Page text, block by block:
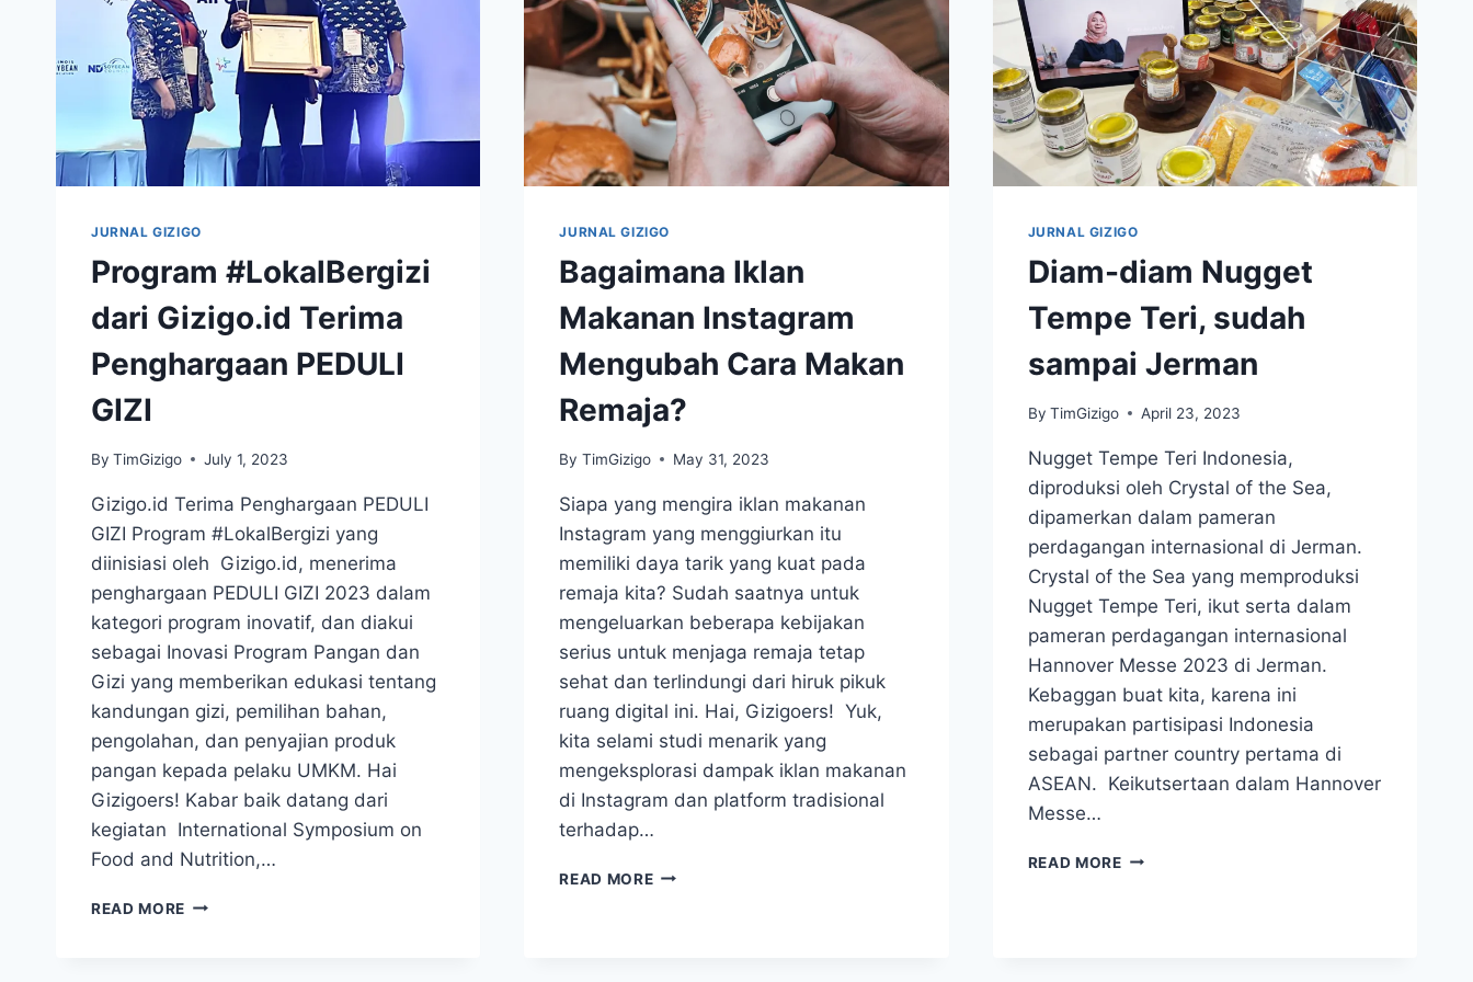
JURNAL GIZIGO
Program #LokalBergizi
dari Gizigo.id Terima
Penghargaan PEDULI
GIZI
By TimGizigo July 1, 2023
Gizigo.id Terima Penghargaan PEDULI
GIZI Program #LokalBergizi yang
diinisiasi oleh Gizigo.id, menerima
penghargaan PEDULI GIZI 2023 dalam
kategori program inovatif, dan diakui
sebagai Inovasi Program Pangan dan
Gizi yang memberikan edukasi tentang
kandungan gizi, pemilihan bahan,
pengolahan, dan penyajian produk
pangan kepada pelaku UMKM. Hai
Gizigoers! Kabar baik datang dari
kegiatan International Symposium on
Food and Nutrition,…
READ MORE PROGRAM
JURNAL GIZIGO
Bagaimana Iklan
Makanan Instagram
Mengubah Cara Makan
Remaja?
By TimGizigo May 31, 2023
Siapa yang mengira iklan makanan
Instagram yang menggiurkan itu
memiliki daya tarik yang kuat pada
remaja kita? Sudah saatnya untuk
mengeluarkan beberapa kebijakan
serius untuk menjaga remaja tetap
sehat dan terlindungi dari hiruk pikuk
ruang digital ini. Hai, Gizigoers! Yuk,
kita selami studi menarik yang
mengeksplorasi dampak iklan makanan
di Instagram dan platform tradisional
terhadap…
READ MOREBAGAIMANA
JURNAL GIZIGO
Diam-diam Nugget
Tempe Teri, sudah
sampai Jerman
By TimGizigo April 23, 2023
Nugget Tempe Teri Indonesia,
diproduksi oleh Crystal of the Sea,
dipamerkan dalam pameran
perdagangan internasional di Jerman.
Crystal of the Sea yang memproduksi
Nugget Tempe Teri, ikut serta dalam
pameran perdagangan internasional
Hannover Messe 2023 di Jerman.
Kebaggan buat kita, karena ini
merupakan partisipasi Indonesia
sebagai partner country pertama di
ASEAN. Keikutsertaan dalam Hannover
Messe…
READ MOREDIAM-